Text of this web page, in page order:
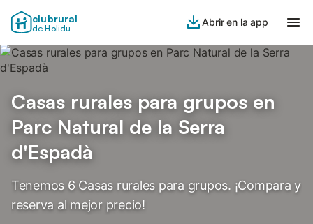
clubrural
de Holidu
Abrir en la app
Casas rurales para grupos en
Parc Natural de la Serra
d'Espadà
Tenemos 6 Casas rurales para grupos. ¡Compara y
reserva al mejor precio!